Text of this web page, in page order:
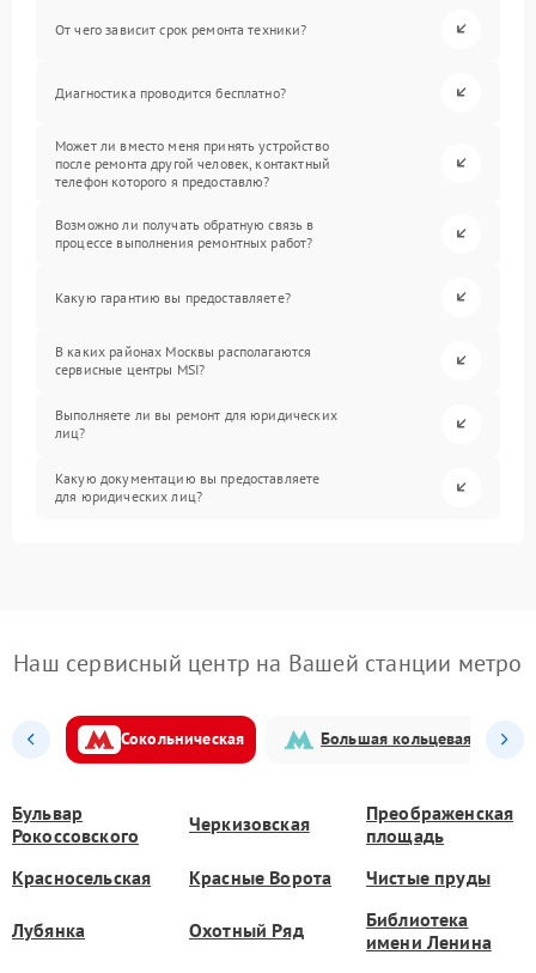
От чего зависит срок ремонта техники?
Диагностика проводится бесплатно?
Может ли вместо меня принять устройство
после ремонта другой человек, контактный
телефон которого я предоставлю?
Возможно ли получать обратную связь в
процессе выполнения ремонтных работ?
Какую гарантию вы предоставляете?
В каких районах Москвы располагаются
сервисные центры MSI?
Выполняете ли вы ремонт для юридических
лиц?
Какую документацию вы предоставляете
для юридических лиц?
Наш сервисный центр на Вашей станции метро
Сокольническая Большая кольцевая
Бульвар
Рокоссовского
Черкизовская
Преображенская
площадь
Красносельская
Красные Ворота Чистые пруды
Лубянка Охотный Ряд
Библиотека
имени Ленина